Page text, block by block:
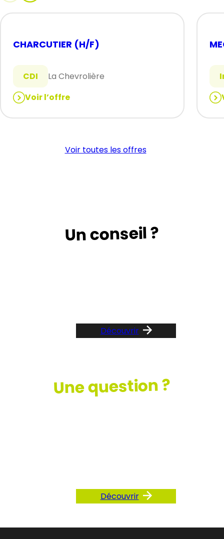
CHARCUTIER (H/F)
CDI
La Chevrolière
Voir l’offre
:
CHARCUTIER
:
Voir toutes les offres
Un conseil ?
Découvrir
Une question ?
Découvrir